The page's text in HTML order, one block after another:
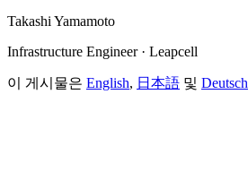
Takashi Yamamoto
Infrastructure Engineer · Leapcell
이 게시물은 English, 日本語 및 Deutsch